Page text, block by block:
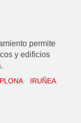
permite
y edificios
IRUÑEA